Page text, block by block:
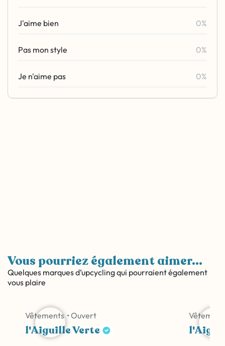
J'aime bien 0%
Pas mon style 0%
Je n'aime pas 0%
Vous pourriez également aimer...
Quelques marques d’upcycling qui pourraient également
vous plaire
Vêtements • Ouvert
l'Aiguille Verte